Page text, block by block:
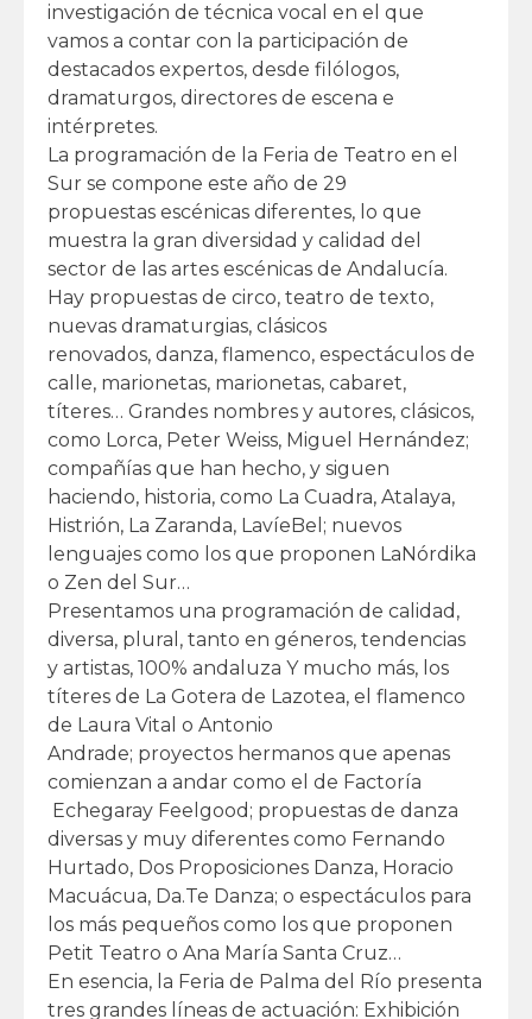
investigación de técnica vocal en el que
vamos a contar con la participación de
destacados expertos, desde filólogos,
dramaturgos, directores de escena e
intérpretes.
La programación de la Feria de Teatro en el
Sur se compone este año de 29
propuestas escénicas diferentes, lo que
muestra la gran diversidad y calidad del
sector de las artes escénicas de Andalucía.
Hay propuestas de circo, teatro de texto,
nuevas dramaturgias, clásicos
renovados, danza, flamenco, espectáculos de
calle, marionetas, marionetas, cabaret,
títeres… Grandes nombres y autores, clásicos,
como Lorca, Peter Weiss, Miguel Hernández;
compañías que han hecho, y siguen
haciendo, historia, como La Cuadra, Atalaya,
Histrión, La Zaranda, LavíeBel; nuevos
lenguajes como los que proponen LaNórdika
o Zen del Sur…
Presentamos una programación de calidad,
diversa, plural, tanto en géneros, tendencias
y artistas, 100% andaluza Y mucho más, los
títeres de La Gotera de Lazotea, el flamenco
de Laura Vital o Antonio
Andrade; proyectos hermanos que apenas
comienzan a andar como el de Factoría
Echegaray Feelgood; propuestas de danza
diversas y muy diferentes como Fernando
Hurtado, Dos Proposiciones Danza, Horacio
Macuácua, Da.Te Danza; o espectáculos para
los más pequeños como los que proponen
Petit Teatro o Ana María Santa Cruz…
En esencia, la Feria de Palma del Río presenta
tres grandes líneas de actuación: Exhibición